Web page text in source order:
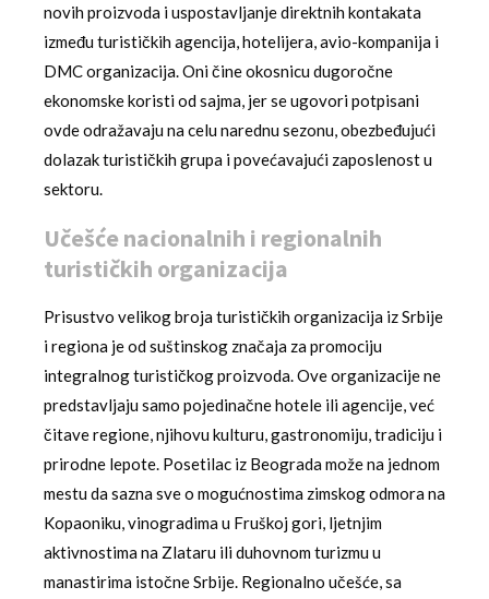
novih proizvoda i uspostavljanje direktnih kontakata
između turističkih agencija, hotelijera, avio-kompanija i
DMC organizacija. Oni čine okosnicu dugoročne
ekonomske koristi od sajma, jer se ugovori potpisani
ovde odražavaju na celu narednu sezonu, obezbeđujući
dolazak turističkih grupa i povećavajući zaposlenost u
sektoru.
Učešće nacionalnih i regionalnih
turističkih organizacija
Prisustvo velikog broja turističkih organizacija iz Srbije
i regiona je od suštinskog značaja za promociju
integralnog turističkog proizvoda. Ove organizacije ne
predstavljaju samo pojedinačne hotele ili agencije, već
čitave regione, njihovu kulturu, gastronomiju, tradiciju i
prirodne lepote. Posetilac iz Beograda može na jednom
mestu da sazna sve o mogućnostima zimskog odmora na
Kopaoniku, vinogradima u Fruškoj gori, ljetnjim
aktivnostima na Zlataru ili duhovnom turizmu u
manastirima istočne Srbije. Regionalno učešće, sa